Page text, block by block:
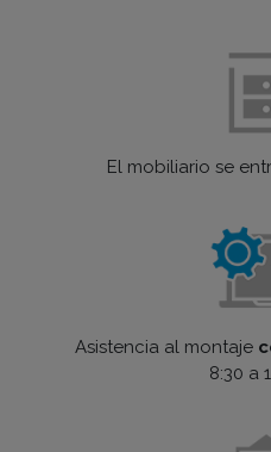
El mobiliario se
Asistencia al montaje
8:30 a